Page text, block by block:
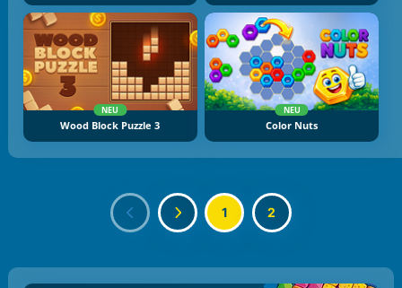
NEU
Wood Block Puzzle 3
NEU
Color Nuts
1 2